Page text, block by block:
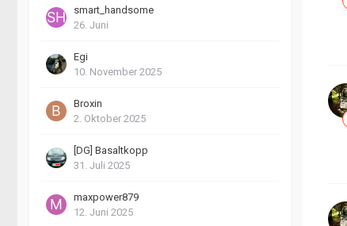
smart_handsome
26. Juni
Egi
10. November 2025
Broxin
2. Oktober 2025
[DG] Basaltkopp
31. Juli 2025
maxpower879
12. Juni 2025